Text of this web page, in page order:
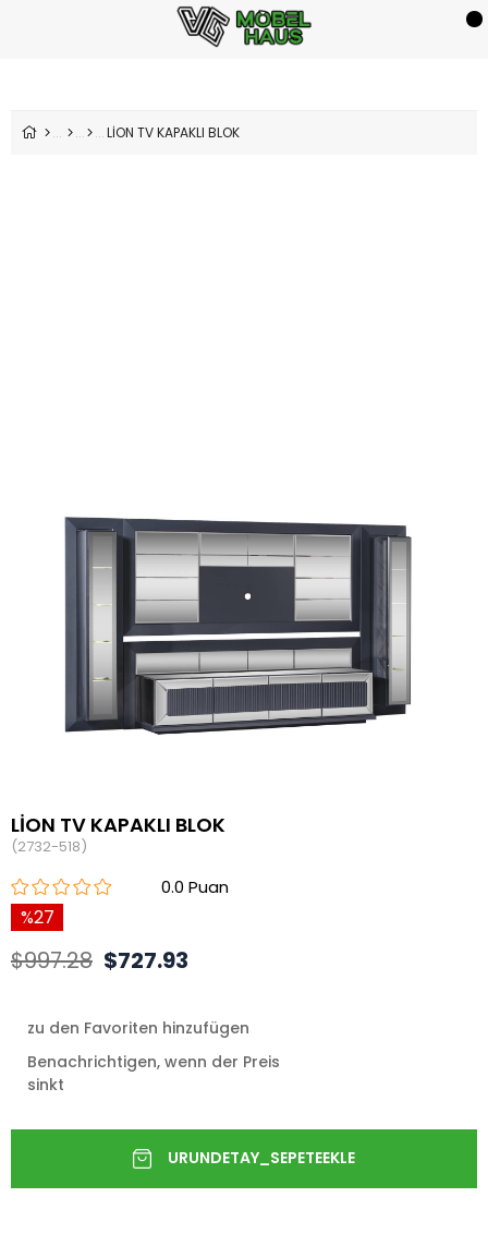
LİON TV KAPAKLI BLOK
LİON TV KAPAKLI BLOK
(2732-518)
0.0
27
$997.28 $727.93
zu den Favoriten hinzufügen
Benachrichtigen, wenn der Preis
sinkt